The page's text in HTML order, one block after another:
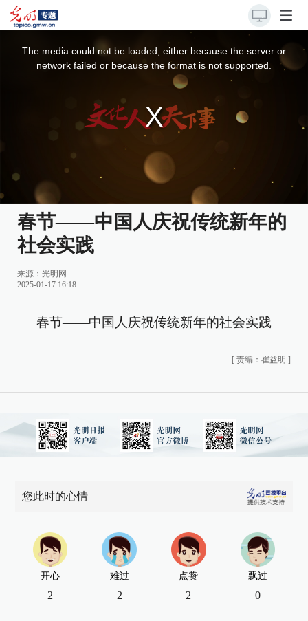
The media could not be loaded, either because the server or
network failed or because the format is not supported.
春节——中国人庆祝传统新年的
社会实践
来源： 光明网
2025-01-17 16:18
春节——中国人庆祝传统新年的社会实践
[ 责编：崔益明 ]
您此时的心情
开心
2
难过
2
点赞
2
飘过
0